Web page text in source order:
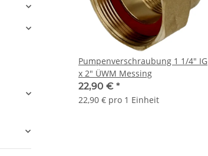
Pumpenverschraubung 1 1/4" IG
x 2" ÜWM Messing
22,90 € *
22,90 € pro 1 Einheit